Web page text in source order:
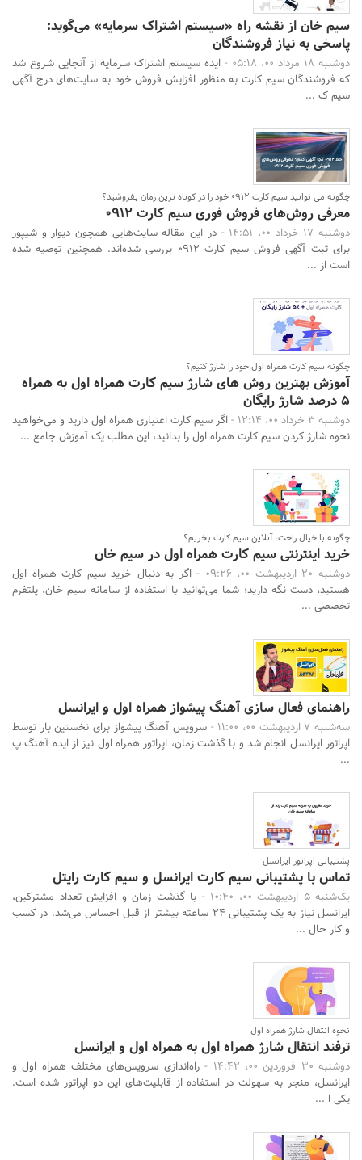
سیم خان از نقشه راه «سیستم اشتراک سرمایه» می‌گوید:
پاسخی به نیاز فروشندگان
دوشنبه 18 مرداد 00، 05:18 -
ایده سیستم اشتراک سرمایه از آنجایی شروع شد
که فروشندگان سیم کارت به منظور افزایش فروش خود به سایت‌های درج آگهی
سیم ک ...
چگونه می توانید سیم کارت 0912 خود را در کوتاه ترین زمان بفروشید؟
معرفی روش‌های فروش فوری سیم کارت 0912
دوشنبه 17 خرداد 00، 14:51 -
در این مقاله سایت‌­هایی همچون دیوار و شیپور
برای ثبت آگهی فروش سیم کارت 0912 بررسی شده‌اند. همچنین توصیه شده
است از ...
چگونه سیم کارت همراه اول خود را شارژ کنیم؟
آموزش بهترین روش های شارژ سیم کارت همراه اول به همراه
5 درصد شارژ رایگان
دوشنبه 3 خرداد 00، 12:14 -
اگر سیم کارت اعتباری همراه اول دارید و می‌خواهید
نحوه شارژ کردن سیم کارت همراه اول را بدانید، این مطلب یک آموزش جامع ...
چگونه با خیال راحت، آنلاین سیم کارت بخریم؟
خرید اینترنتی سیم کارت همراه اول در سیم خان
دوشنبه 20 اردیبهشت 00، 09:26 -
اگر به دنبال خرید سیم کارت همراه اول
هستید، دست نگه دارید؛ شما می‌توانید با استفاده از سامانه سیم خان، پلتفرم
تخصصی ...
راهنمای فعال‌ سازی آهنگ پیشواز همراه اول و ایرانسل
سه‌شنبه 7 اردیبهشت 00، 11:00 -
سرویس آهنگ پیشواز برای نخستین بار توسط
اپراتور ایرانسل انجام شد و با گذشت زمان، اپراتور همراه اول نیز از ایده آهنگ پ
...
پشتیبانی اپراتور ایرانسل
تماس با پشتیبانی سیم کارت ایرانسل و سیم کارت رایتل
یک‌شنبه 5 اردیبهشت 00، 10:40 -
با گذشت زمان و افزایش تعداد مشترکین،
ایرانسل نیاز به یک پشتیبانی 24 ساعته بیشتر از قبل احساس می‌شد. در کسب
و کار حال ...
نحوه انتقال شارژ همراه اول
ترفند انتقال شارژ همراه اول به همراه اول و ایرانسل
دوشنبه 30 فروردین 00، 14:42 -
راه‌اندازی سرویس‌های مختلف همراه اول و
ایرانسل، منجر به سهولت در استفاده از قابلیت‌های این دو اپراتور شده است.
یکی ا ...